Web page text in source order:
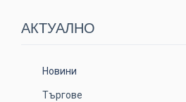
АКТУАЛНO
Новини
Търгове